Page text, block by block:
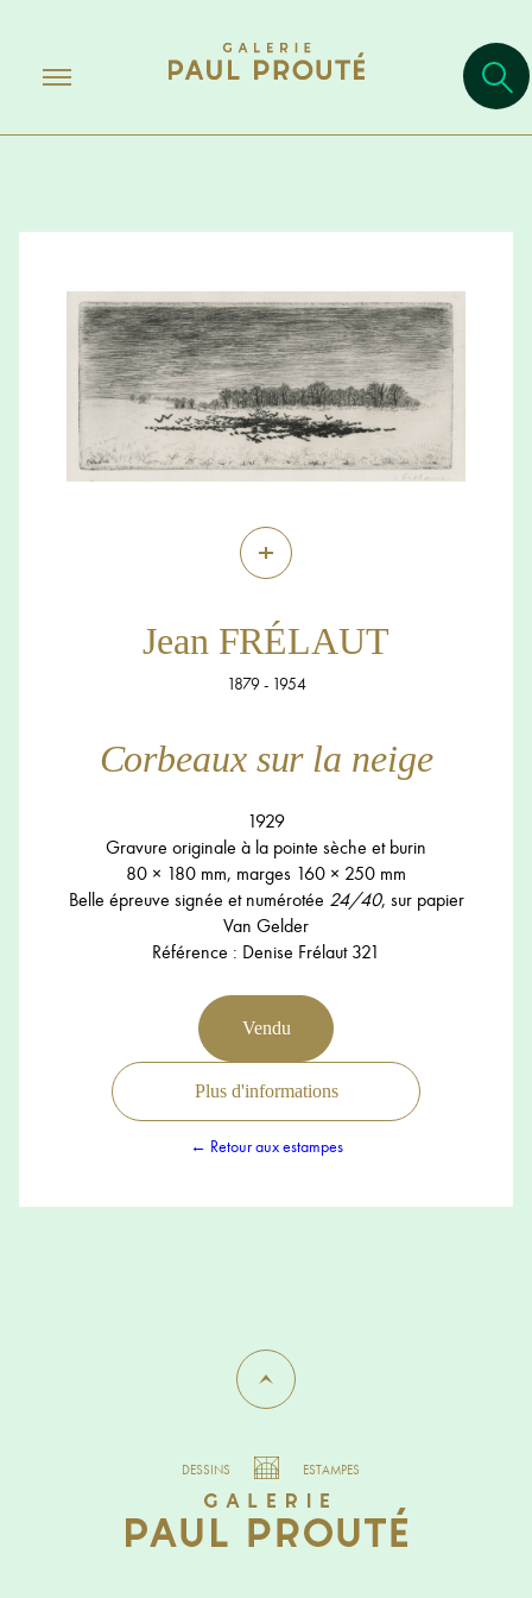
+
Jean FRÉLAUT
1879 - 1954
Corbeaux sur la neige
1929
Gravure originale à la pointe sèche et burin
80 × 180 mm, marges 160 × 250 mm
Belle épreuve signée et numérotée 24/40, sur papier
Van Gelder
Référence : Denise Frélaut 321
Vendu
Plus d'informations
← Retour aux estampes
DESSINS ESTAMPES